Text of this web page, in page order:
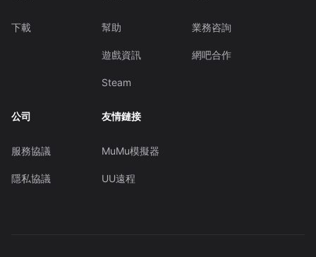
下載 幫助
遊戲資訊
Steam
業務咨詢
網吧合作
公司
服務協議
隱私協議
友情鏈接
MuMu模擬器
UU遠程